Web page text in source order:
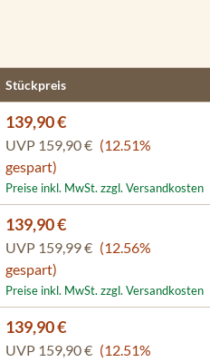
Stückpreis
139,90 €
UVP 159,90 € (12.51%
gespart)
Preise inkl. MwSt. zzgl. Versandkosten
139,90 €
UVP 159,99 € (12.56%
gespart)
Preise inkl. MwSt. zzgl. Versandkosten
139,90 €
UVP 159,90 € (12.51%